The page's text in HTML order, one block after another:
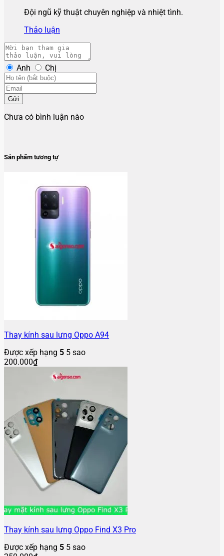
Đội ngũ kỹ thuật chuyên nghiệp và nhiệt tình.
Thảo luận
Anh Chị
Gửi
Chưa có bình luận nào
Sản phẩm tương tự
Thay kính sau lưng Oppo A94
Được xếp hạng 5 5 sao
200.000₫
Thay kính sau lưng Oppo Find X3 Pro
Được xếp hạng 5 5 sao